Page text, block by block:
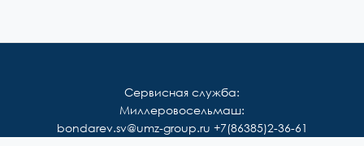
Сервисная служба:
Миллеровосельмаш:
bondarev.sv@umz-group.ru +7(86385)2-36-61